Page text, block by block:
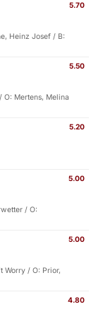
5.70
Heinz Josef / B:
5.50
O: Mertens, Melina
5.20
5.00
/ O:
5.00
Worry / O: Prior,
4.80